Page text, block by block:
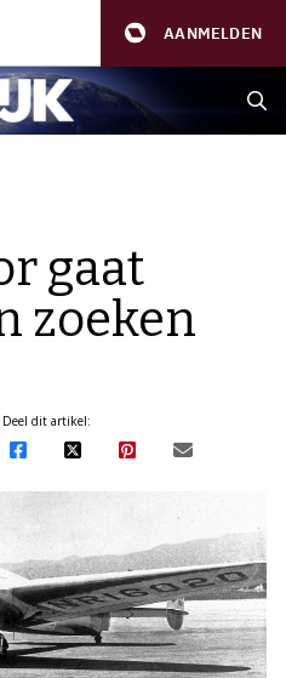
AANMELDEN
gaat
zoeken
Deel dit artikel: